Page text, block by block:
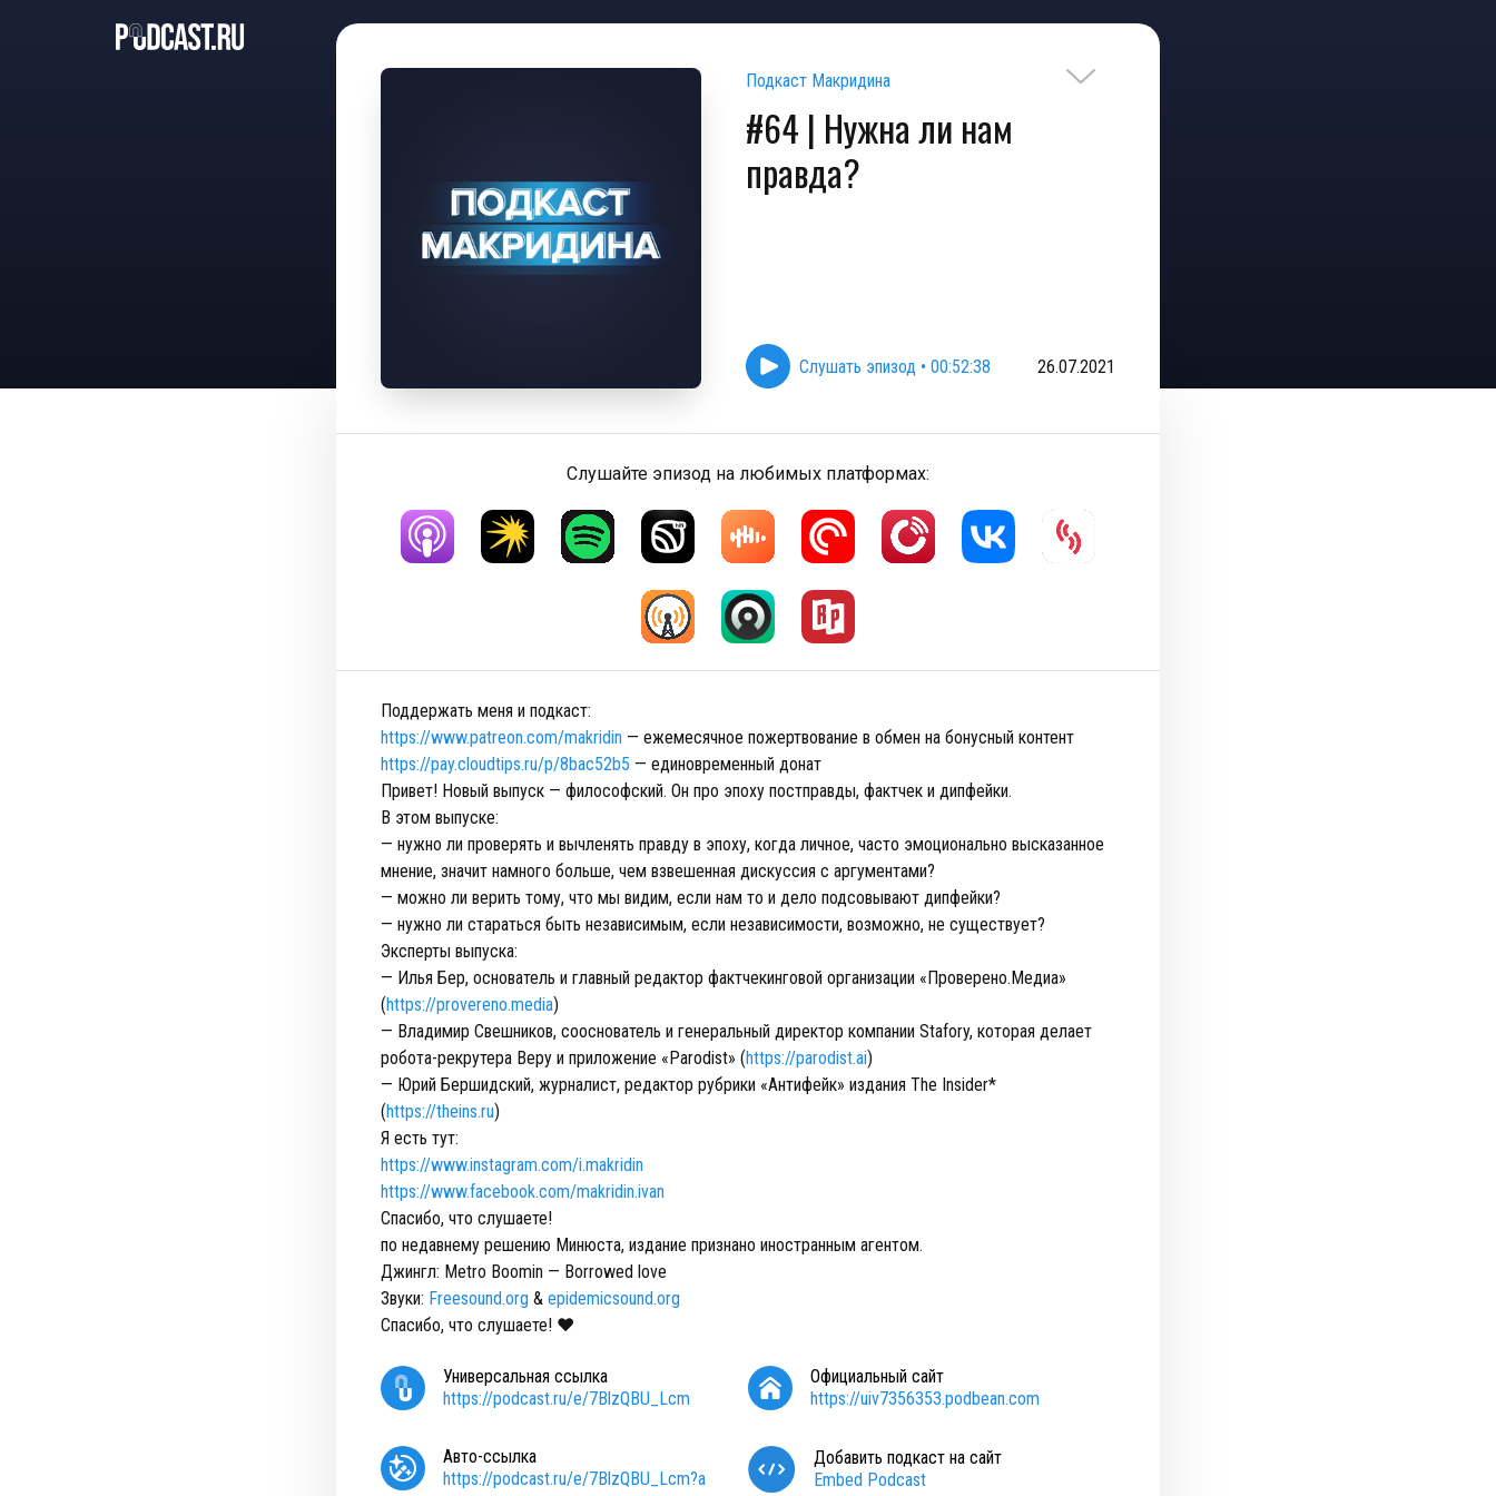
Подкаст Макридина
#64 | Нужна ли нам
правда?
Слушать эпизод • 00:52:38 26.07.2021
Слушайте эпизод на любимых платформах:
Поддержать меня и подкаст:
https://www.patreon.com/makridin — ежемесячное пожертвование в обмен на бонусный контент
https://pay.cloudtips.ru/p/8bac52b5 — единовременный донат
Привет! Новый выпуск — философский. Он про эпоху постправды, фактчек и дипфейки.
В этом выпуске:
— нужно ли проверять и вычленять правду в эпоху, когда личное, часто эмоционально высказанное
мнение, значит намного больше, чем взвешенная дискуссия с аргументами?
— можно ли верить тому, что мы видим, если нам то и дело подсовывают дипфейки?
— нужно ли стараться быть независимым, если независимости, возможно, не существует?
Эксперты выпуска:
— Илья Бер, основатель и главный редактор фактчекинговой организации «Проверено.Медиа»
(https://provereno.media)
— Владимир Свешников, сооснователь и генеральный директор компании Stafory, которая делает
робота-рекрутера Веру и приложение «Parodist» (https://parodist.ai)
— Юрий Бершидский, журналист, редактор рубрики «Антифейк» издания The Insider*
(https://theins.ru)
Я есть тут:
https://www.instagram.com/i.makridin
https://www.facebook.com/makridin.ivan
Спасибо, что слушаете!
по недавнему решению Минюста, издание признано иностранным агентом.
Джингл: Metro Boomin — Borrowed love
Звуки: Freesound.org & epidemicsound.org
Спасибо, что слушаете! ❤️
Универсальная ссылка
https://podcast.ru/e/7BlzQBU_Lcm
Официальный сайт
https://uiv7356353.podbean.com
Авто-ссылка
https://podcast.ru/e/7BlzQBU_Lcm?a
Добавить подкаст на сайт
Embed Podcast